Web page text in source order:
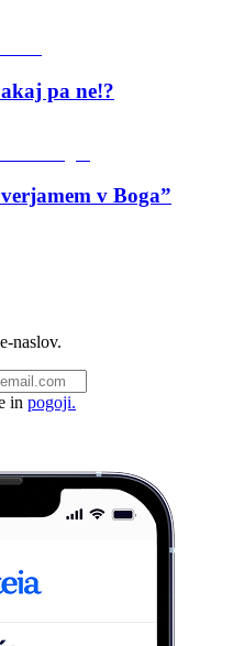
pa ne!?
v Boga”
naslov.
in pogoji.